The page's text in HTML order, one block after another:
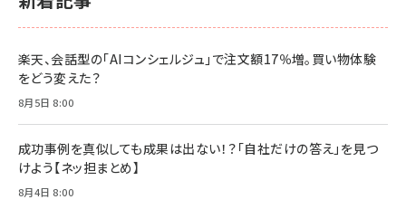
￥1,815
る時代の成長戦略
￥2,420
anan(アンアン)2026/07/08号 No.2502[2026
ママ投資家が育休中に１億貯めた株式投資
￥1,870
￥2,750
楽天、会話型の「AIコンシェルジュ」で注文額17％増。買い物体験
をどう変えた？
8月5日 8:00
成功事例を真似しても成果は出ない！？「自社だけの答え」を見つ
けよう【ネッ担まとめ】
8月4日 8:00